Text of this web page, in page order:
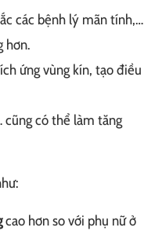
các bệnh lý mãn tính,…
hơn.
ứng vùng kín, tạo điều
có thể làm tăng
cao hơn so với phụ nữ ở